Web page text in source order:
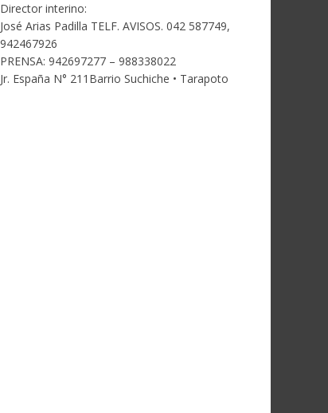
Director interino:
José Arias Padilla TELF. AVISOS. 042 587749,
942467926
PRENSA: 942697277 – 988338022
Jr. España N° 211Barrio Suchiche • Tarapoto